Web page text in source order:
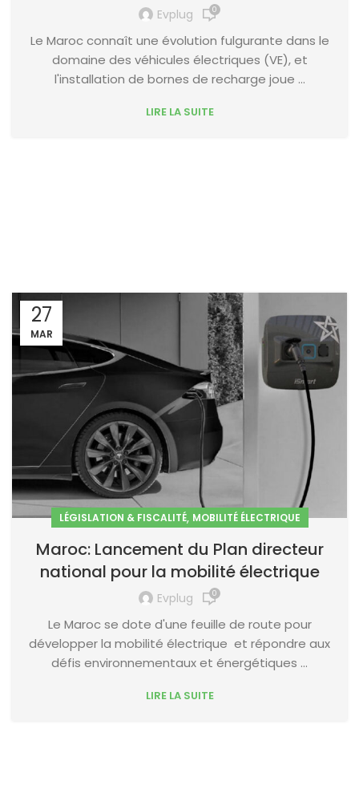
Evplug 0
Le Maroc connaît une évolution fulgurante dans le
domaine des véhicules électriques (VE), et
l'installation de bornes de recharge joue ...
LIRE LA SUITE
27
MAR
LÉGISLATION & FISCALITÉ, MOBILITÉ ÉLECTRIQUE
Maroc: Lancement du Plan directeur
national pour la mobilité électrique
Evplug 0
Le Maroc se dote d'une feuille de route pour
développer la mobilité électrique et répondre aux
défis environnementaux et énergétiques ...
LIRE LA SUITE